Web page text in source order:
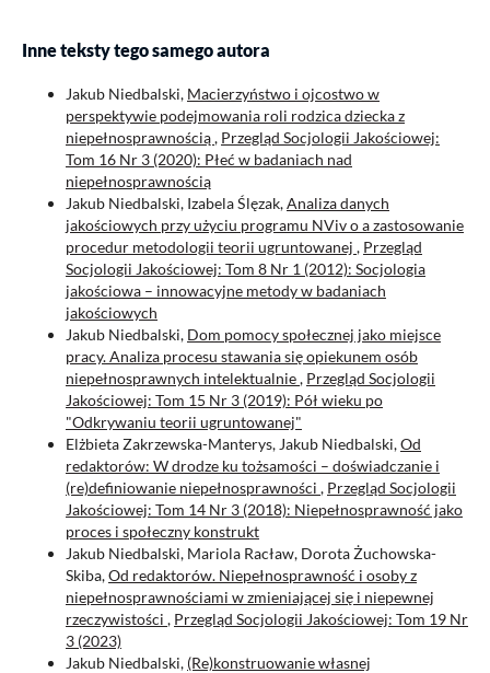
Inne teksty tego samego autora
Jakub Niedbalski, Macierzyństwo i ojcostwo w
perspektywie podejmowania roli rodzica dziecka z
niepełnosprawnością, Przegląd Socjologii Jakościowej:
Tom 16 Nr 3 (2020): Płeć w badaniach nad
niepełnosprawnością
Jakub Niedbalski, Izabela Ślęzak,Analiza danych
jakościowych przy użyciu programu NViv o a zastosowanie
procedur metodologii teorii ugruntowanej , Przegląd
Socjologii Jakościowej: Tom 8 Nr 1 (2012): Socjologia
jakościowa – innowacyjne metody w badaniach
jakościowych
Jakub Niedbalski, Dom pomocy społecznej jako miejsce
pracy. Analiza procesu stawania się opiekunem osób
niepełnosprawnych intelektualnie, Przegląd Socjologii
Jakościowej: Tom 15 Nr 3 (2019): Pół wieku po
"Odkrywaniu teorii ugruntowanej"
Elżbieta Zakrzewska-Manterys, Jakub Niedbalski,Od
redaktorów: W drodze ku tożsamości – doświadczanie i
(re)definiowanie niepełnosprawności , Przegląd Socjologii
Jakościowej: Tom 14 Nr 3 (2018): Niepełnosprawność jako
proces i społeczny konstrukt
Jakub Niedbalski, Mariola Racław, Dorota Żuchowska-
Skiba,Od redaktorów. Niepełnosprawność i osoby z
niepełnosprawnościami w zmieniającej się i niepewnej
rzeczywistości , Przegląd Socjologii Jakościowej: Tom 19 Nr
3 (2023)
Jakub Niedbalski, (Re)konstruowanie własnej